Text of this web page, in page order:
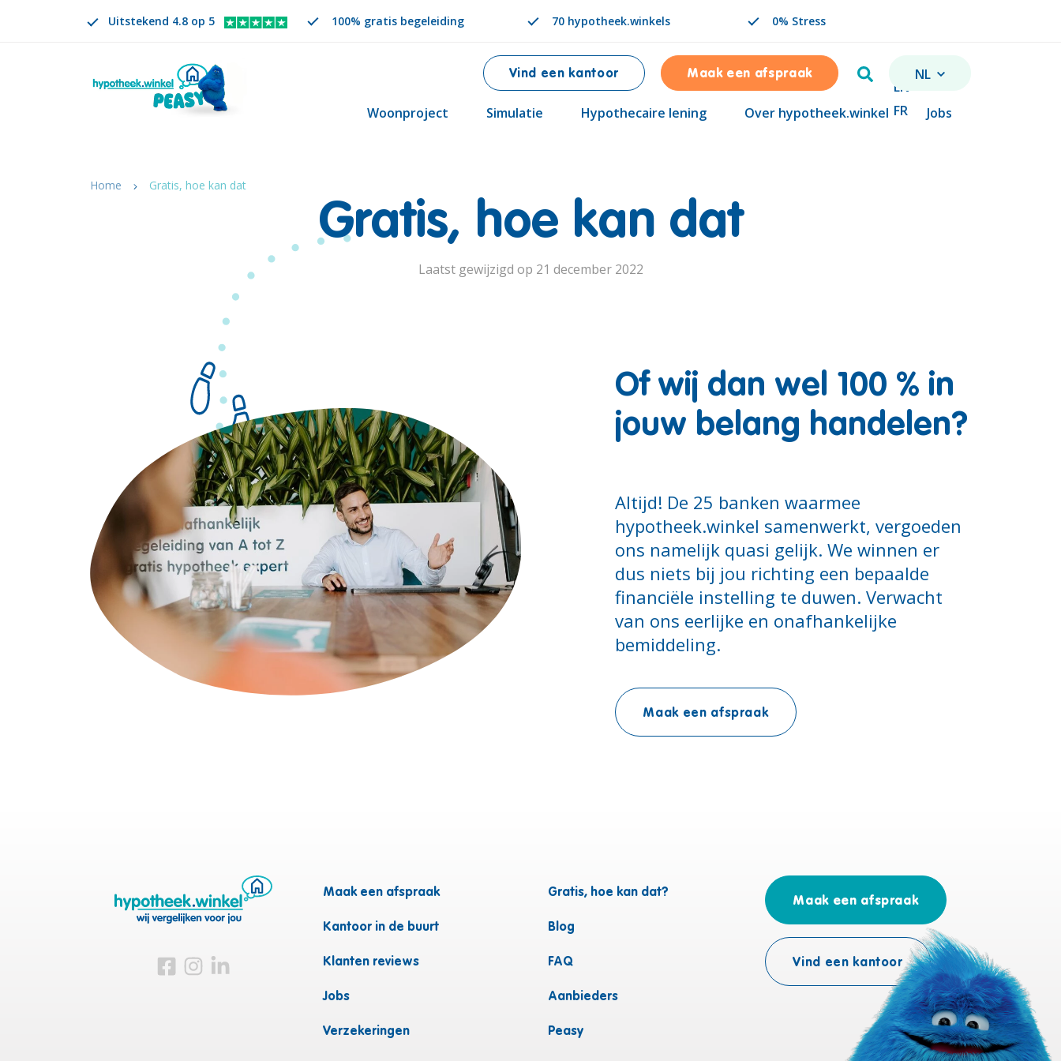
Uitstekend 4.8 op 5 100% gratis begeleiding 70 hypotheek.winkels 0% Stress
Vind een kantoor Maak een afspraak Zoeken
VERANDER TAAL.
NL
EN
FR
Woonproject Simulatie Hypothecaire lening Over hypotheek.winkel Jobs
VERANDER TAAL. GESELECTEERDE TAAL IS
Home Gratis, hoe kan dat
Gratis, hoe kan dat
Laatst gewijzigd op 21 december 2022
Of wij dan wel 100 % in
jouw belang handelen?
Altijd! De 25 banken waarmee
hypotheek.winkel samenwerkt, vergoeden
ons namelijk quasi gelijk. We winnen er
dus niets bij jou richting een bepaalde
financiële instelling te duwen. Verwacht
van ons eerlijke en onafhankelijke
bemiddeling.
Maak een afspraak
Bezoek ons op Facebook
Bezoek ons op Instagram
Bezoek ons op Linkedin
Maak een afspraak
Kantoor in de buurt
Klanten reviews
Jobs
Verzekeringen
Gratis, hoe kan dat?
Blog
FAQ
Aanbieders
Peasy
Maak een afspraak
Vind een kantoor